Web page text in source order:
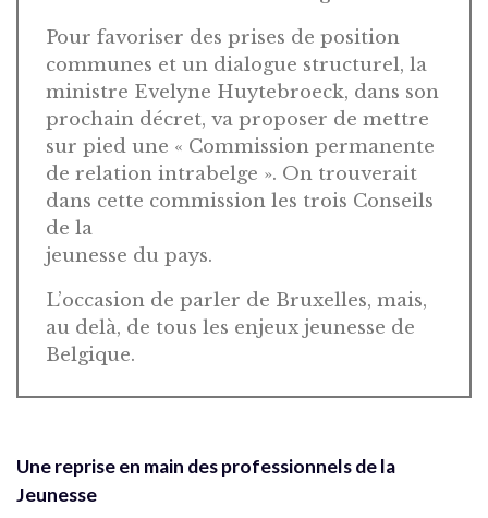
Pour favoriser des prises de position
communes et un dialogue structurel, la
ministre Evelyne Huytebroeck, dans son
prochain décret, va proposer de mettre
sur pied une « Commission permanente
de relation intrabelge ». On trouverait
dans cette commission les trois Conseils
de la
jeunesse du pays.
L’occasion de parler de Bruxelles, mais,
au delà, de tous les enjeux jeunesse de
Belgique.
Une reprise en main des professionnels de la
Jeunesse